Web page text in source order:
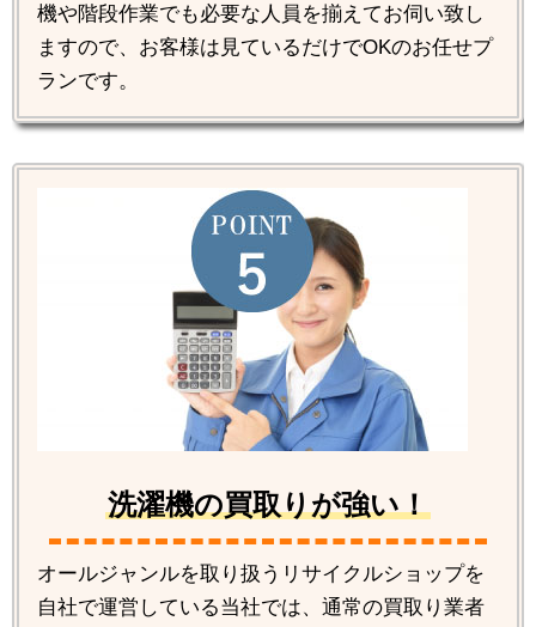
機や階段作業でも必要な人員を揃えてお伺い致し
ますので、お客様は見ているだけでOKのお任せプ
ランです。
洗濯機の買取りが強い！
オールジャンルを取り扱うリサイクルショップを
自社で運営している当社では、通常の買取り業者